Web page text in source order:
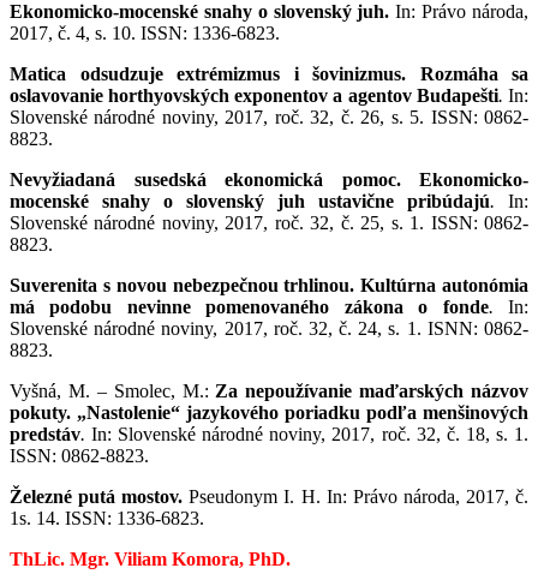
Ekonomicko-mocenské snahy o slovenský juh. In: Právo národa,
2017, č. 4, s. 10. ISSN: 1336-6823.
Matica odsudzuje extrémizmus i šovinizmus. Rozmáha sa
oslavovanie horthyovských exponentov a agentov Budapešti. In:
Slovenské národné noviny, 2017, roč. 32, č. 26, s. 5. ISSN: 0862-
8823.
Nevyžiadaná susedská ekonomická pomoc. Ekonomicko-
mocenské snahy o slovenský juh ustavične pribúdajú. In:
Slovenské národné noviny, 2017, roč. 32, č. 25, s. 1. ISSN: 0862-
8823.
Suverenita s novou nebezpečnou trhlinou. Kultúrna autonómia
má podobu nevinne pomenovaného zákona o fonde.In:
Slovenské národné noviny, 2017, roč. 32, č. 24, s. 1. ISNN: 0862-
8823.
Vyšná, M. – Smolec, M.:Za nepoužívanie maďarských názvov
pokuty. „Nastolenie“ jazykového poriadku podľa menšinových
predstáv.In: Slovenské národné noviny, 2017, roč. 32, č. 18, s. 1.
ISSN: 0862-8823.
Železné putá mostov. Pseudonym I. H. In: Právo národa, 2017, č.
1s. 14. ISSN: 1336-6823.
ThLic. Mgr. Viliam Komora, PhD.